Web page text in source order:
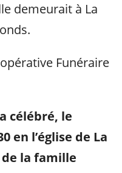
demeurait à La
Funéraire
célébré, le
en l’église de La
la famille